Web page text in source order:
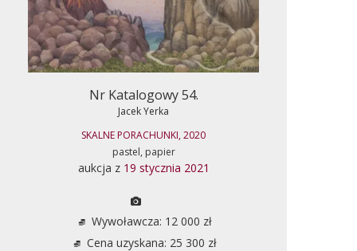
Nr Katalogowy 54.
Jacek Yerka
SKALNE PORACHUNKI, 2020
pastel, papier
aukcja z 19 stycznia 2021
Wywoławcza: 12 000 zł
Cena uzyskana: 25 300 zł